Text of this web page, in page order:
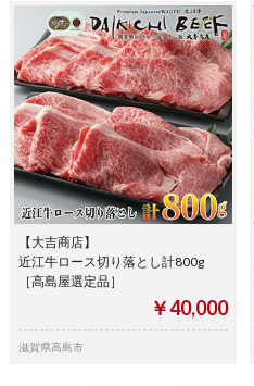
【大吉商店】
近江牛ロース切り落とし計800g
［高島屋選定品］
￥40,000
滋賀県高島市